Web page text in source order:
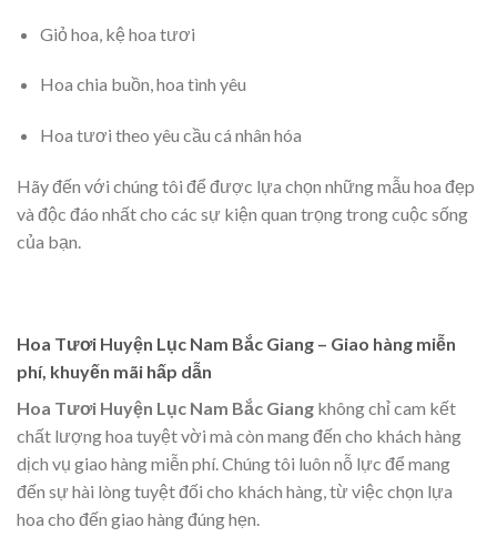
Giỏ hoa, kệ hoa tươi
Hoa chia buồn, hoa tình yêu
Hoa tươi theo yêu cầu cá nhân hóa
Hãy đến với chúng tôi để được lựa chọn những mẫu hoa đẹp
và độc đáo nhất cho các sự kiện quan trọng trong cuộc sống
của bạn.
Hoa Tươi Huyện Lục Nam Bắc Giang – Giao hàng miễn
phí, khuyến mãi hấp dẫn
Hoa Tươi Huyện Lục Nam Bắc Giang không chỉ cam kết
chất lượng hoa tuyệt vời mà còn mang đến cho khách hàng
dịch vụ giao hàng miễn phí. Chúng tôi luôn nỗ lực để mang
đến sự hài lòng tuyệt đối cho khách hàng, từ việc chọn lựa
hoa cho đến giao hàng đúng hẹn.